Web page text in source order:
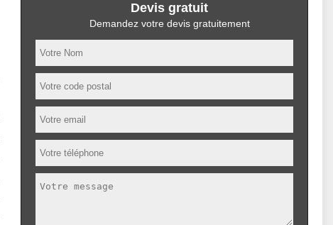
Devis gratuit
Demandez votre devis gratuitement